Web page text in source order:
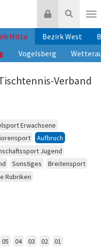
Suche
Login
Mitte Bezirk West
Vogelsberg
Verband
Erwachsene
Aufbruch
Jugend
Sonstiges
Breitensport
Rubriken
05 04 03 02 01